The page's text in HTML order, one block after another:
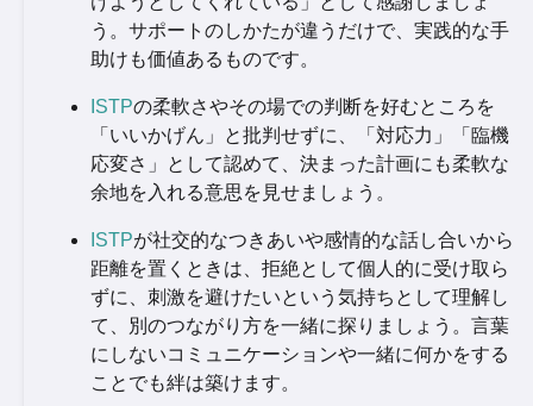
う。サポートのしかたが違うだけで、実践的な手
助けも価値あるものです。
ISTPの柔軟さやその場での判断を好むところを
「いいかげん」と批判せずに、「対応力」「臨機
応変さ」として認めて、決まった計画にも柔軟な
余地を入れる意思を見せましょう。
ISTPが社交的なつきあいや感情的な話し合いから
距離を置くときは、拒絶として個人的に受け取ら
ずに、刺激を避けたいという気持ちとして理解し
て、別のつながり方を一緒に探りましょう。言葉
にしないコミュニケーションや一緒に何かをする
ことでも絆は築けます。